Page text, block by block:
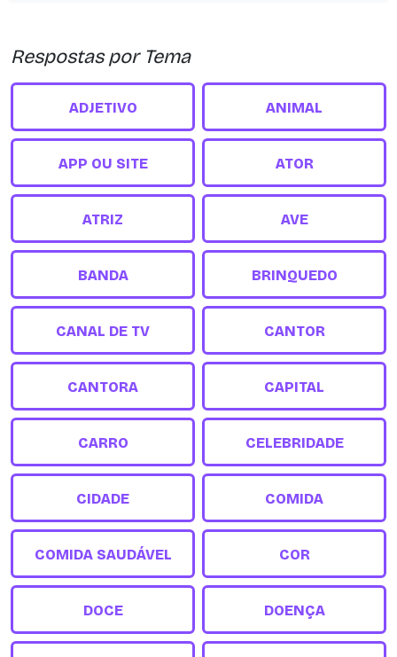
Respostas por Tema
ADJETIVO ANIMAL
APP OU SITE ATOR
ATRIZ AVE
BANDA BRINQUEDO
CANAL DE TV CANTOR
CANTORA CAPITAL
CARRO CELEBRIDADE
CIDADE COMIDA
COMIDA SAUDÁVEL COR
DOCE DOENÇA